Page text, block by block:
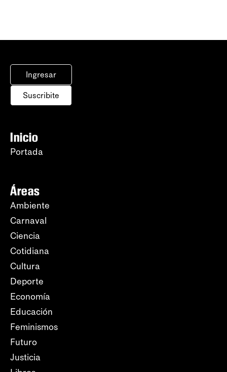
Ingresar
Suscribite
Inicio
Portada
Áreas
Ambiente
Carnaval
Ciencia
Cotidiana
Cultura
Deporte
Economía
Educación
Feminismos
Futuro
Justicia